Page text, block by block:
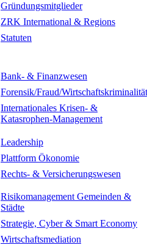
Gründungsmitglieder
ZRK International & Regions
Statuten
Bank- & Finanzwesen
Forensik/Fraud/Wirtschaftskriminalität
Internationales Krisen- &
Katasrophen-Management
Leadership
Plattform Ökonomie
Rechts- & Versicherungswesen
Risikomanagement Gemeinden &
Städte
Strategie, Cyber & Smart Economy
Wirtschaftsmediation